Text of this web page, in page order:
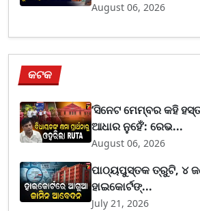
August 06, 2026
କଟକ
‘ସିନେଟ ମେମ୍ବର କହି
ଆଧାର ନୁହେଁ’: ରେଭ...
August 06, 2026
ପାଠ୍ୟପୁସ୍ତକ ତ୍ରୁଟି, ୪
ହାଇକୋର୍ଟଙ୍...
July 21, 2026